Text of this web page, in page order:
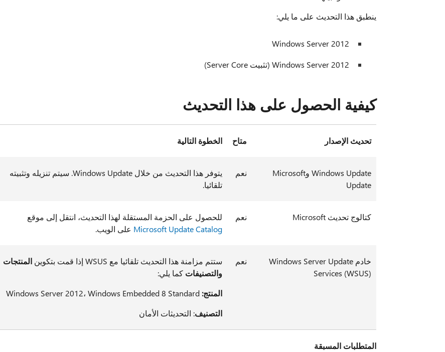
ينطبق هذا التحديث على ما يلي:
Windows Server 2012
Windows Server 2012 (تثبيت Server Core)
كيفية الحصول على هذا التحديث
تحديث الإصدار متاح الخطوة التالية
Windows Update وMicrosoft
Update
نعم
يتوفر هذا التحديث من خلال Windows Update. سيتم تنزيله وتثبيته
تلقائيا.
كتالوج تحديث Microsoft نعم
للحصول على الحزمة المستقلة لهذا التحديث، انتقل إلى موقع
Microsoft Update Catalog على الويب.
خادم Windows Server Update
Services (WSUS)
نعم ستتم مزامنة هذا التحديث تلقائيا مع WSUS إذا قمت بتكوين
المنتجات
والتصنيفات كما يلي:
المنتج:
التصنيف: التحديثات الأمان
المتطلبات المسبقة